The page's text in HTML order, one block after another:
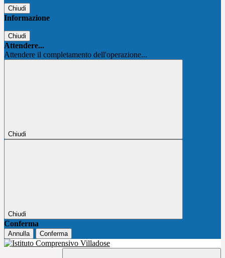
Chiudi
Informazione
Chiudi
Attendere...
Attendere il completamento dell'operazione...
Chiudi
Chiudi
Conferma
Annulla Conferma